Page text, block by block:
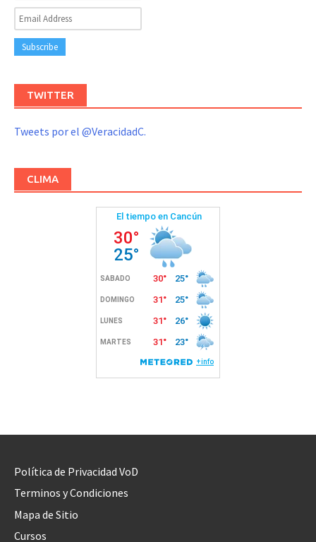
TWITTER
Tweets por el @VeracidadC.
CLIMA
Política de Privacidad VoD
Terminos y Condiciones
Mapa de Sitio
Cursos